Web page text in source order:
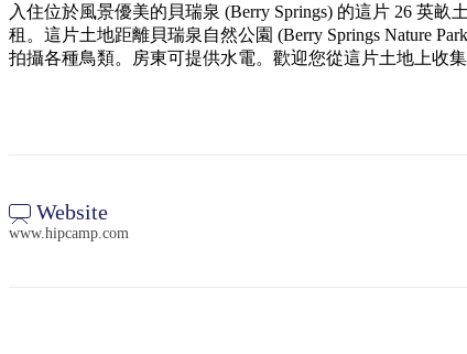
入住位於風景優美的貝瑞泉 (Berry Springs) 的這片 26 英
租。這片土地距離貝瑞泉自然公園 (Berry Springs Nature
拍攝各種鳥類。房東可提供水電。歡迎您從這片土地上收
Website
www.hipcamp.com